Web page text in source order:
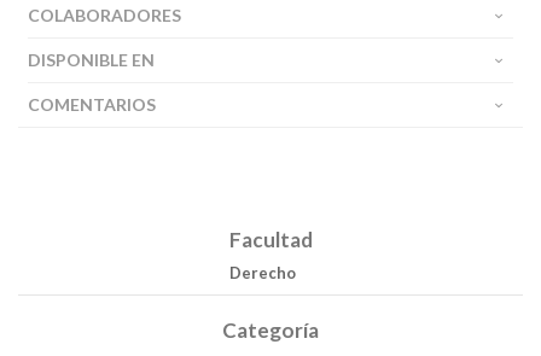
COLABORADORES
DISPONIBLE EN
COMENTARIOS
Facultad
Derecho
Categoría